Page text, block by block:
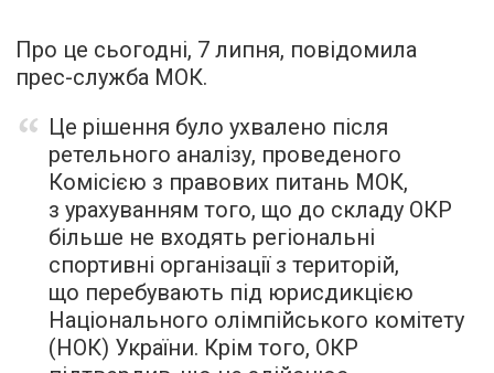
Про це сьогодні, 7 липня, повідомила
прес-служба МОК.
Це рішення було ухвалено після
ретельного аналізу, проведеного
Комісією з правових питань МОК,
з урахуванням того, що до складу ОКР
більше не входять регіональні
спортивні організації з територій,
що перебувають під юрисдикцією
Національного олімпійського комітету
(НОК) України. Крім того, ОКР